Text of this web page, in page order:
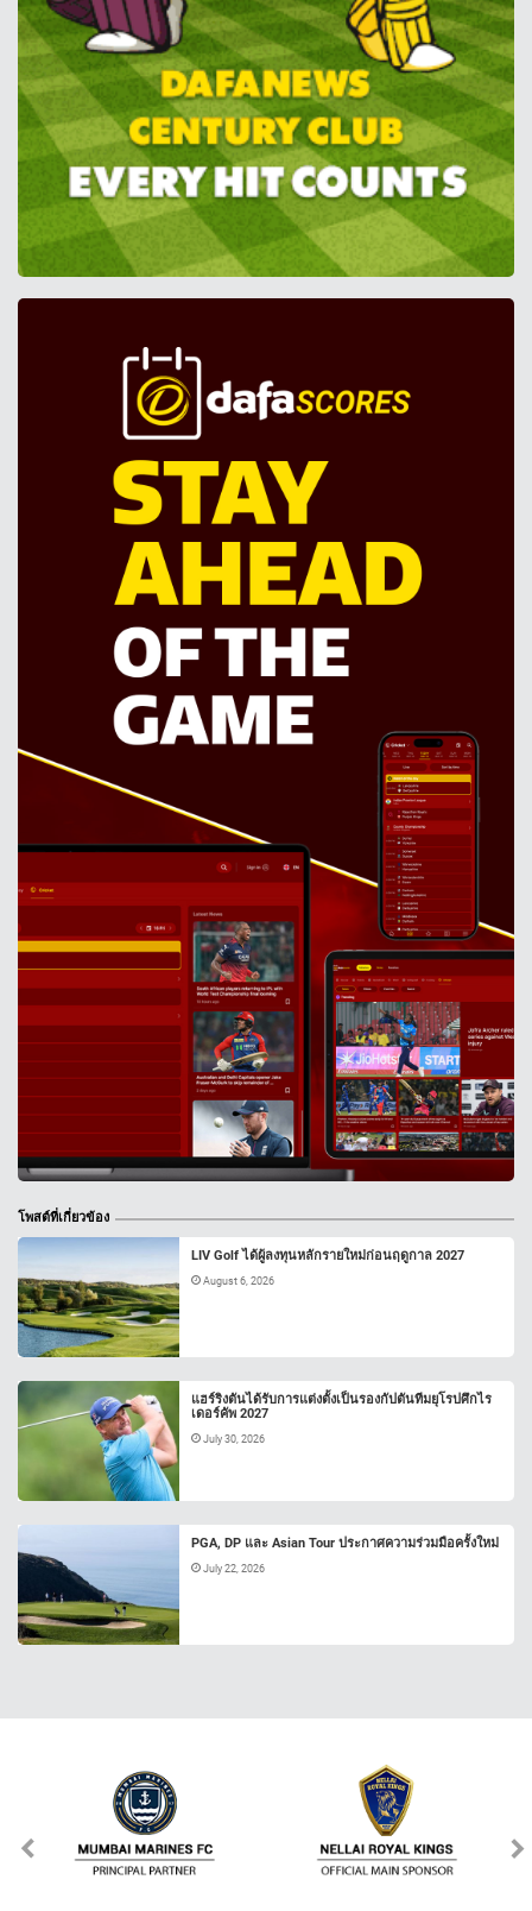
โพสต์ที่เกี่ยวข้อง
LIV Golf ได้ผู้ลงทุนหลักรายใหม่ก่อนฤดูกาล 2027
August 6, 2026
แฮร์ริงตันได้รับการแต่งตั้งเป็นรองกัปตันทีมยุโรปศึกไร
เดอร์คัพ 2027
July 30, 2026
PGA, DP และ Asian Tour ประกาศความร่วมมือครั้งใหม่
July 22, 2026